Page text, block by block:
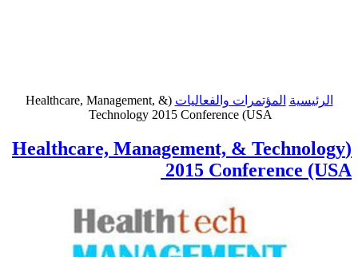
الرئيسية المؤتمرات والفعاليات
(Healthcare, Management, &
Technology 2015 Conference (USA
(Healthcare, Management, & Technology
2015 Conference (USA